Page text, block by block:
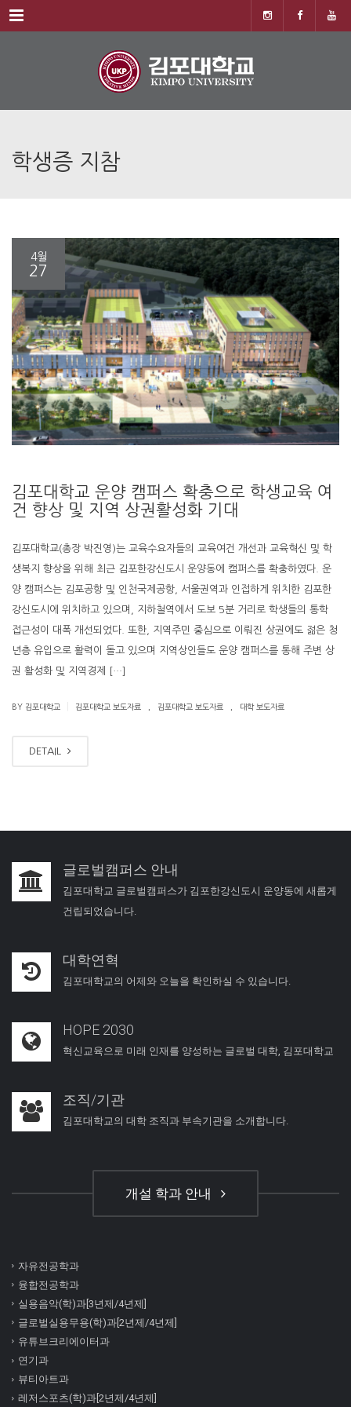
Menu
학생증 지참
4월
27
김포대학교 운양 캠퍼스 확충으로 학생교육 여
건 향상 및 지역 상권활성화 기대
김포대학교(총장 박진영)는 교육수요자들의 교육여건 개선과 교육혁신 및 학
생복지 향상을 위해 최근 김포한강신도시 운양동에 캠퍼스를 확충하였다. 운
양 캠퍼스는 김포공항 및 인천국제공항, 서울권역과 인접하게 위치한 김포한
강신도시에 위치하고 있으며, 지하철역에서 도보 5분 거리로 학생들의 통학
접근성이 대폭 개선되었다. 또한, 지역주민 중심으로 이뤄진 상권에도 젊은 청
년층 유입으로 활력이 돌고 있으며 지역상인들도 운양 캠퍼스를 통해 주변 상
권 활성화 및 지역경제 […]
BY 김포대학교 김포대학교 보도자료 김포대학교 보도자료 대학 보도자료
DETAIL
글로벌캠퍼스 안내
김포대학교 글로벌캠퍼스가 김포한강신도시 운양동에 새롭게
건립되었습니다.
대학연혁
김포대학교의 어제와 오늘을 확인하실 수 있습니다.
HOPE 2030
혁신교육으로 미래 인재를 양성하는 글로벌 대학, 김포대학교
조직/기관
김포대학교의 대학 조직과 부속기관을 소개합니다.
개설 학과 안내
자유전공학과
융합전공학과
실용음악(학)과[3년제/4년제]
글로벌실용무용(학)과[2년제/4년제]
유튜브크리에이터과
연기과
뷰티아트과
레저스포츠(학)과[2년제/4년제]